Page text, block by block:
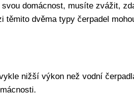
domácnost, musíte zvážit,
dvěma typy čerpadel
nižší výkon než vodní